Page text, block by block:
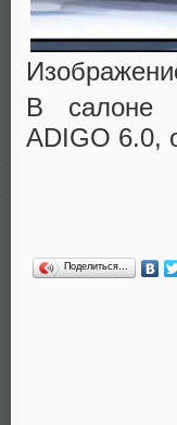
В салоне
ADIGO 6.0,
Поделиться…